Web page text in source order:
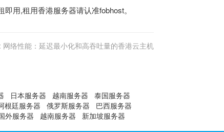
用,租用香港服务器请认准fobhost。
网络性能：延迟最小化和高吞吐量的香港云主机
日本服务器 越南服务器
泰国服务器
根廷服务器 俄罗斯服务器
巴西服务器
外服务器 越南服务器 新加坡服务器